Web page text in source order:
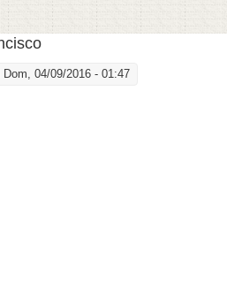
Dom, 04/09/2016 - 01:47